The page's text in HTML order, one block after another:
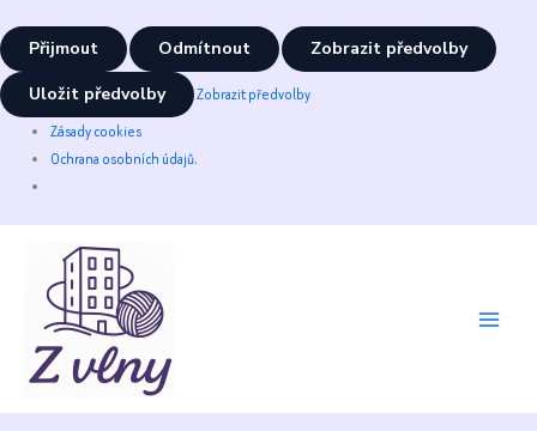
Přijmout Odmítnout
Zobrazit předvolby
Uložit předvolby
Zobrazit předvolby
Zásady cookies
Ochrana osobních údajů.